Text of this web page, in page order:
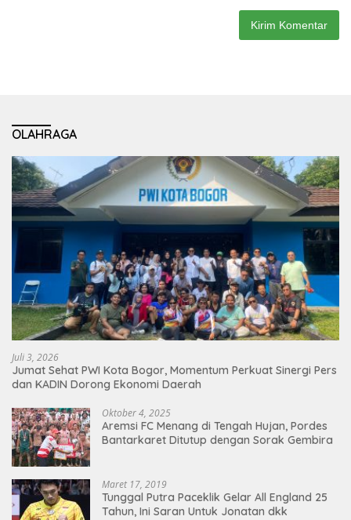
OLAHRAGA
Juli 3, 2026
Jumat Sehat PWI Kota Bogor, Momentum Perkuat Sinergi Pers
dan KADIN Dorong Ekonomi Daerah
Oktober 4, 2025
Aremsi FC Menang di Tengah Hujan, Pordes
Bantarkaret Ditutup dengan Sorak Gembira
Maret 17, 2019
Tunggal Putra Paceklik Gelar All England 25
Tahun, Ini Saran Untuk Jonatan dkk